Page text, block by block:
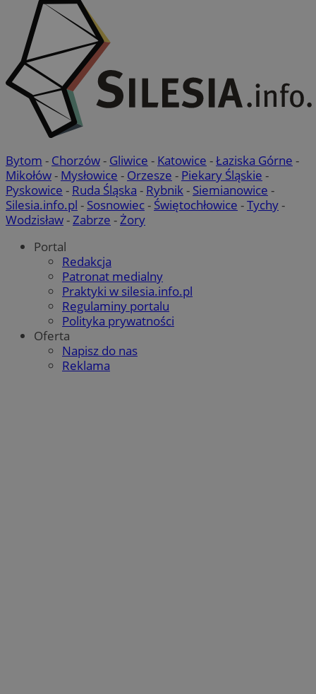
Bytom - Chorzów- Gliwice - Katowice -Łaziska Górne -
Mikołów- Mysłowice - Orzesze - Piekary Śląskie -
Pyskowice - Ruda Śląska - Rybnik- Siemianowice -
Silesia.info.pl - Sosnowiec- Świętochłowice -Tychy-
Wodzisław-Zabrze -Żory
Portal
Redakcja
Patronat medialny
Praktyki w silesia.info.pl
Regulaminy portalu
Polityka prywatności
Oferta
Napisz do nas
Reklama